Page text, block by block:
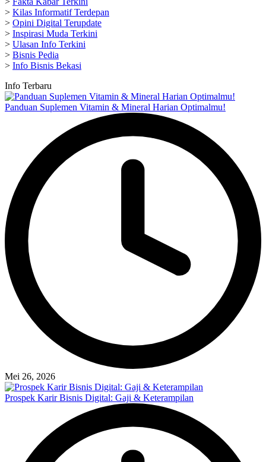
> Kilas Informatif Terdepan
> Opini Digital Terupdate
> Inspirasi Muda Terkini
> Ulasan Info Terkini
> Bisnis Pedia
> Info Bisnis Bekasi
Info Terbaru
Panduan Suplemen Vitamin & Mineral Harian Optimalmu!
Mei 26, 2026
Prospek Karir Bisnis Digital: Gaji & Keterampilan